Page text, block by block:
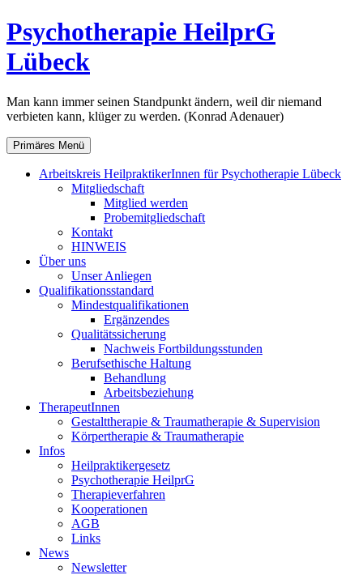
Zum
Inhalt
springen
Psychotherapie HeilprG
Lübeck
Man kann immer seinen Standpunkt ändern, weil dir niemand
verbieten kann, klüger zu werden. (Konrad Adenauer)
Primäres Menü
Arbeitskreis HeilpraktikerInnen für Psychotherapie Lübeck
Mitgliedschaft
Mitglied werden
Probemitgliedschaft
Kontakt
HINWEIS
Über uns
Unser Anliegen
Qualifikationsstandard
Mindestqualifikationen
Ergänzendes
Qualitätssicherung
Nachweis Fortbildungsstunden
Berufsethische Haltung
Behandlung
Arbeitsbeziehung
TherapeutInnen
Gestalttherapie & Traumatherapie & Supervision
Körpertherapie & Traumatherapie
Infos
Heilpraktikergesetz
Psychotherapie HeilprG
Therapieverfahren
Kooperationen
AGB
Links
News
Newsletter